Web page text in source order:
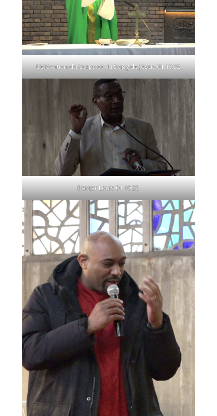
L’élévation du Corps et du Sang de Jésus 01.10.22
Berger Louis 01.10.22